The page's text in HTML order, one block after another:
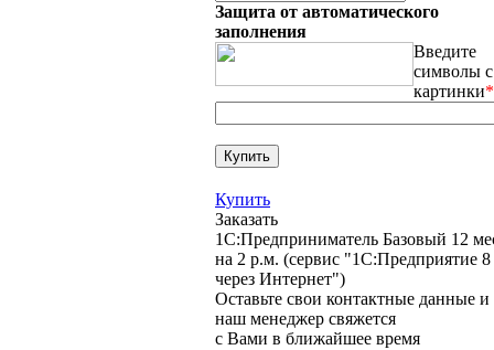
Защита от автоматического
заполнения
Введите
символы с
картинки*
Купить
Заказать
1С:Предприниматель Базовый 12
на 2 р.м. (сервис "1С:Предприятие 8
через Интернет")
Оставьте свои контактные данные и
наш менеджер свяжется
с Вами в ближайшее время